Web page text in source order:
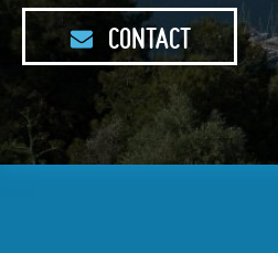
CONTACT